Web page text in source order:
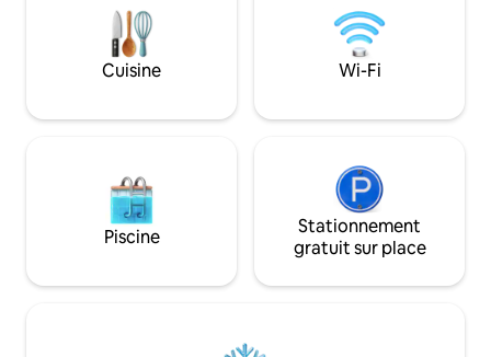
d'un mini-réfrigérateur, d'un micro-
ondes, d'une bouilloire et d'une plaque à
induction, idéal pour les petits déjeuners
ou les repas rapides
aux clients un
l'aéroport et de la
Cuisine Wi-Fi
Piscine
Stationnement
gratuit sur place